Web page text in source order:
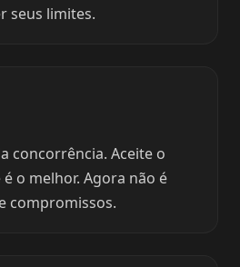
seus limites.
concorrência. Aceite o
o melhor. Agora não é
compromissos.